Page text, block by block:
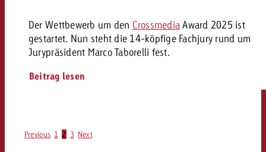
Der Wettbewerb um den Crossmedia Award 2025 ist
gestartet. Nun steht die 14-köpfige Fachjury rund um
Jurypräsident Marco Taborelli fest.
Beitrag lesen
Previous 1 2 3 Next